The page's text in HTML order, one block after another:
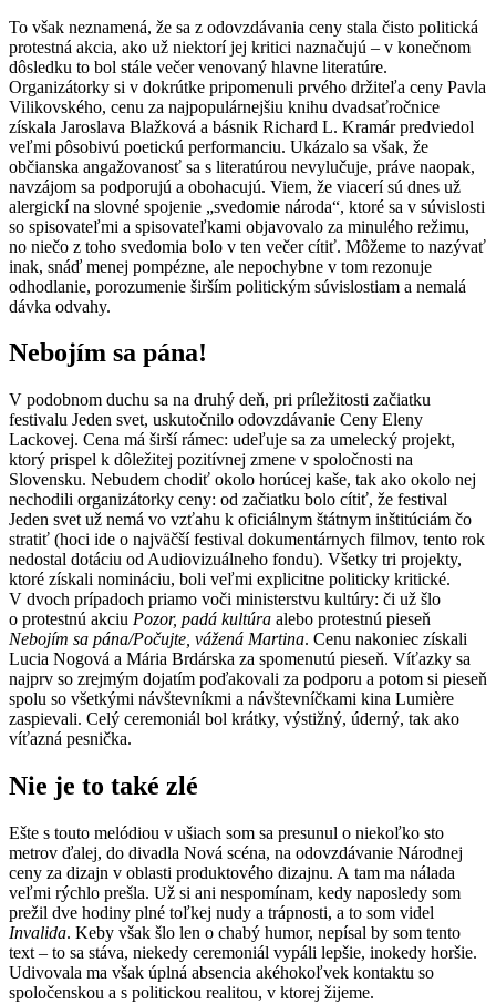
To však neznamená, že sa z odovzdávania ceny stala čisto politická
protestná akcia, ako už niektorí jej kritici naznačujú – v konečnom
dôsledku to bol stále večer venovaný hlavne literatúre.
Organizátorky si v dokrútke pripomenuli prvého držiteľa ceny Pavla
Vilikovského, cenu za najpopulárnejšiu knihu dvadsaťročnice
získala Jaroslava Blažková a básnik Richard L. Kramár predviedol
veľmi pôsobivú poetickú performanciu. Ukázalo sa však, že
občianska angažovanosť sa s literatúrou nevylučuje, práve naopak,
navzájom sa podporujú a obohacujú. Viem, že viacerí sú dnes už
alergickí na slovné spojenie „svedomie národa“, ktoré sa v súvislosti
so spisovateľmi a spisovateľkami objavovalo za minulého režimu,
no niečo z toho svedomia bolo v ten večer cítiť. Môžeme to nazývať
inak, snáď menej pompézne, ale nepochybne v tom rezonuje
odhodlanie, porozumenie širším politickým súvislostiam a nemalá
dávka odvahy.
Nebojím sa pána!
V podobnom duchu sa na druhý deň, pri príležitosti začiatku
festivalu Jeden svet, uskutočnilo odovzdávanie Ceny Eleny
Lackovej. Cena má širší rámec: udeľuje sa za umelecký projekt,
ktorý prispel k dôležitej pozitívnej zmene v spoločnosti na
Slovensku. Nebudem chodiť okolo horúcej kaše, tak ako okolo nej
nechodili organizátorky ceny: od začiatku bolo cítiť, že festival
Jeden svet už nemá vo vzťahu k oficiálnym štátnym inštitúciám čo
stratiť (hoci ide o najväčší festival dokumentárnych filmov, tento rok
nedostal dotáciu od Audiovizuálneho fondu). Všetky tri projekty,
ktoré získali nomináciu, boli veľmi explicitne politicky kritické.
V dvoch prípadoch priamo voči ministerstvu kultúry: či už šlo
o protestnú akciu Pozor, padá kultúra alebo protestnú pieseň
Nebojím sa pána/Počujte, vážená Martina. Cenu nakoniec získali
Lucia Nogová a Mária Brdárska za spomenutú pieseň. Víťazky sa
najprv so zrejmým dojatím poďakovali za podporu a potom si pieseň
spolu so všetkými návštevníkmi a návštevníčkami kina Lumière
zaspievali. Celý ceremoniál bol krátky, výstižný, úderný, tak ako
víťazná pesnička.
Nie je to také zlé
Ešte s touto melódiou v ušiach som sa presunul o niekoľko sto
metrov ďalej, do divadla Nová scéna, na odovzdávanie Národnej
ceny za dizajn v oblasti produktového dizajnu. A tam ma nálada
veľmi rýchlo prešla. Už si ani nespomínam, kedy naposledy som
prežil dve hodiny plné toľkej nudy a trápnosti, a to som videl
Invalida. Keby však šlo len o chabý humor, nepísal by som tento
text – to sa stáva, niekedy ceremoniál vypáli lepšie, inokedy horšie.
Udivovala ma však úplná absencia akéhokoľvek kontaktu so
spoločenskou a s politickou realitou, v ktorej žijeme.